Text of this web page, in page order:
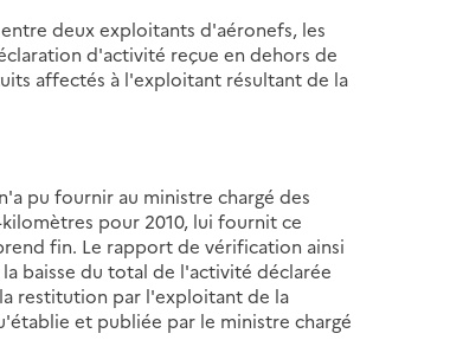
deux exploitants d'aéronefs, les
d'activité reçue en dehors de
affectés à l'exploitant résultant de la
pu fournir au ministre chargé des
pour 2010, lui fournit ce
fin. Le rapport de vérification ainsi
baisse du total de l'activité déclarée
restitution par l'exploitant de la
et publiée par le ministre chargé